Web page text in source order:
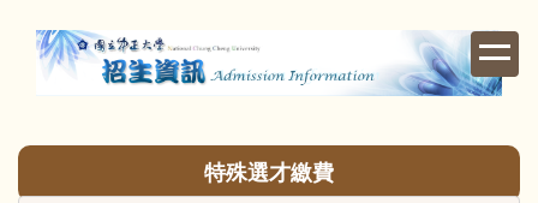
容
區
特殊選才繳費